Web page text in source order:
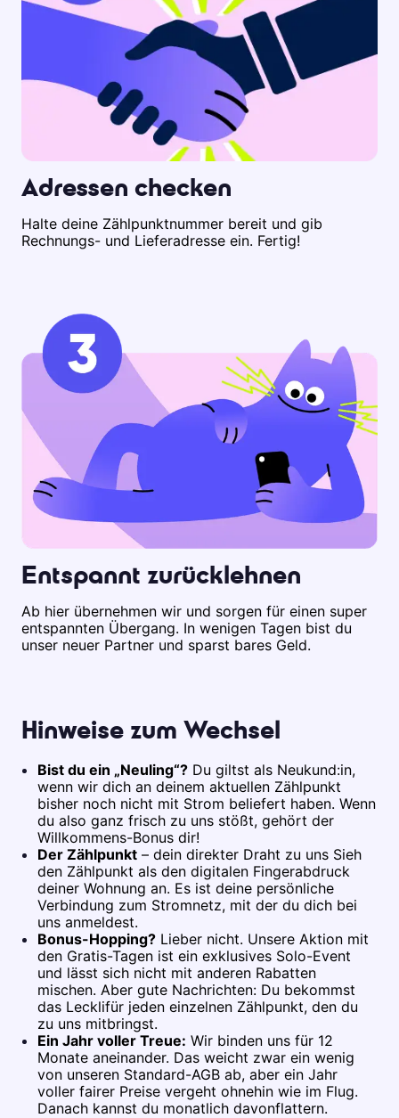
Adressen checken
Halte deine Zählpunktnummer bereit und gib
Rechnungs- und Lieferadresse ein. Fertig!
Entspannt zurücklehnen
Ab hier übernehmen wir und sorgen für einen super
entspannten Übergang. In wenigen Tagen bist du
unser neuer Partner und sparst bares Geld.
Hinweise zum Wechsel
Bist du ein „Neuling“? Du giltst als Neukund:in,
wenn wir dich an deinem aktuellen Zählpunkt
bisher noch nicht mit Strom beliefert haben. Wenn
du also ganz frisch zu uns stößt, gehört der
Willkommens-Bonus dir!
Der Zählpunkt – dein direkter Draht zu uns Sieh
den Zählpunkt als den digitalen Fingerabdruck
deiner Wohnung an. Es ist deine persönliche
Verbindung zum Stromnetz, mit der du dich bei
uns anmeldest.
Bonus-Hopping? Lieber nicht. Unsere Aktion mit
den Gratis-Tagen ist ein exklusives Solo-Event
und lässt sich nicht mit anderen Rabatten
mischen. Aber gute Nachrichten: Du bekommst
das Lecklifür jeden einzelnen Zählpunkt, den du
zu uns mitbringst.
Ein Jahr voller Treue: Wir binden uns für 12
Monate aneinander. Das weicht zwar ein wenig
von unseren Standard-AGB ab, aber ein Jahr
voller fairer Preise vergeht ohnehin wie im Flug.
Danach kannst du monatlich davonflattern.